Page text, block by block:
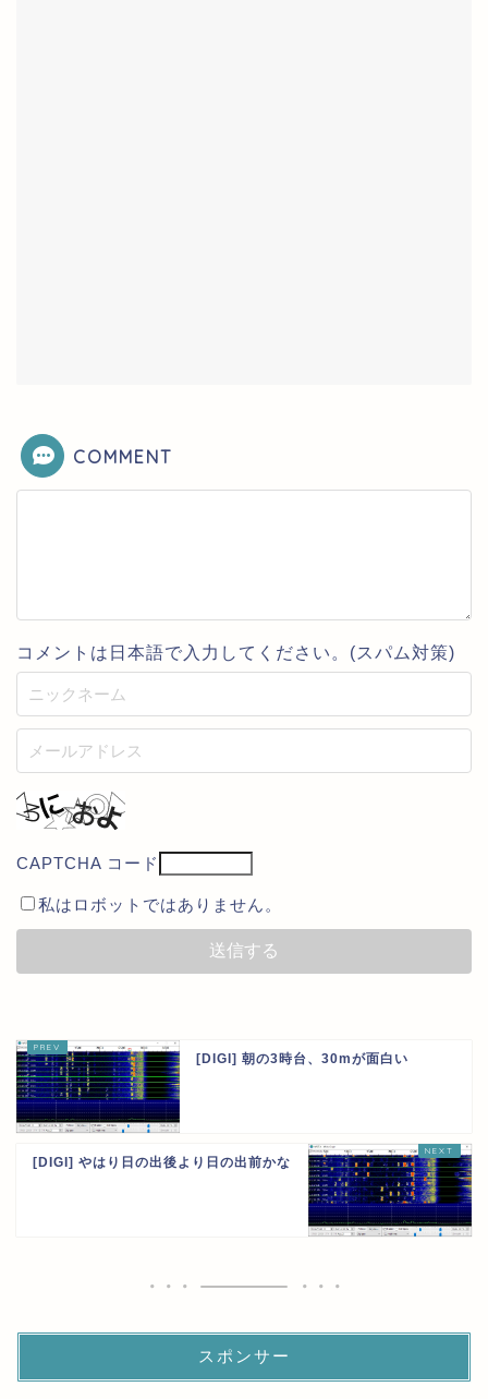
COMMENT
コメントは日本語で入力してください。(スパム対策)
CAPTCHA コード
私はロボットではありません。
[DIGI] 朝の3時台、30mが面白い
[DIGI] やはり日の出後より日の出前かな
スポンサー